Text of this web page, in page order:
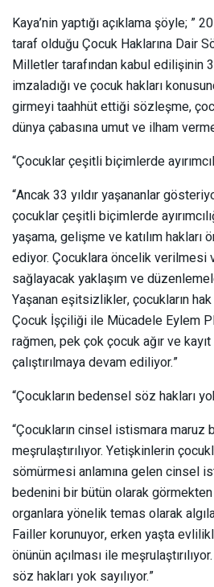
Kaya’nin yaptığı açıklama şöyle; ”
taraf olduğu Çocuk Haklarına Dair
Milletler tarafından kabul edilişinin
imzaladığı ve çocuk hakları
girmeyi taahhüt ettiği sözleşme,
dünya çabasına umut ve ilham
“Çocuklar çeşitli biçimlerde
“Ancak 33 yıldır yaşananlar
çocuklar çeşitli biçimlerde
yaşama, gelişme ve katılım
ediyor. Çocuklara öncelik verilmesi
sağlayacak yaklaşım ve
Yaşanan eşitsizlikler, çocukların
Çocuk İşçiliği ile Mücadele Eylem
rağmen, pek çok çocuk ağır ve kayıt
çalıştırılmaya devam ediliyor.”
“Çocukların bedensel söz hakları
“Çocukların cinsel istismara maruz
meşrulaştırılıyor. Yetişkinlerin
sömürmesi anlamına gelen cinsel
bedenini bir bütün olarak
organlara yönelik temas olarak
Failler korunuyor, erken yaşta
önünün açılması ile
söz hakları yok sayılıyor.”